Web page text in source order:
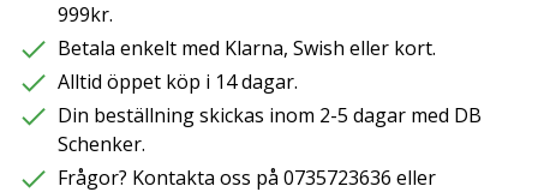
999kr.
Betala enkelt med Klarna, Swish eller kort.
Alltid öppet köp i 14 dagar.
Din beställning skickas inom 2-5 dagar med DB
Schenker.
Frågor? Kontakta oss på 0735723636 eller